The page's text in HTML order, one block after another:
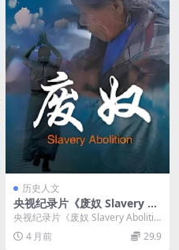
历史人文
央视纪录片《废奴 Slavery A
bolition 2016》全2集 国语中
字 1080P/TS/7.42G 西藏农奴
制
央视纪录片《废奴 Slavery Abolitio
n 2016》全2集介绍 央视...
4 月前 29.9